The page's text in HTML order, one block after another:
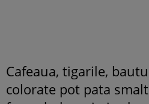
Cafeaua, tigarile,
colorate pot pata